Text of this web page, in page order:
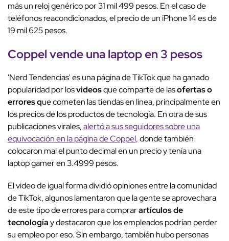
más un reloj genérico por 31 mil 499 pesos. En el caso de
teléfonos reacondicionados, el precio de un iPhone 14 es de
19 mil 625 pesos.
Coppel vende una laptop en 3 pesos
'Nerd Tendencias' es una página de TikTok que ha ganado
popularidad por losvideosque comparte de lasofertas o
errores que cometen las tiendas en línea, principalmente en
los precios de los productos de tecnología. En otra de sus
publicaciones virales,alertó a sus seguidores sobre una
equivocación en la página de Coppel,donde también
colocaron mal el punto decimal en un precio y tenía una
laptop gamer en 3.4999 pesos.
El video de igual forma dividió opiniones entre la comunidad
de TikTok, algunos lamentaron que la gente se aprovechara
de este tipo de errores para comprarartículos de
tecnologíay destacaron que los empleados podrían perder
su empleo por eso. Sin embargo, también hubo personas